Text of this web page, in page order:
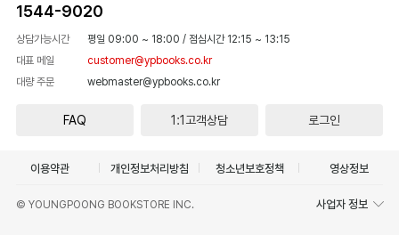
1544-9020
상담가능시간 평일 09:00 ~ 18:00 / 점심시간 12:15 ~ 13:15
대표 메일
customer@ypbooks.co.kr
대량 주문
webmaster@ypbooks.co.kr
FAQ 1:1고객상담 로그인
이용약관 개인정보처리방침 청소년보호정책 영상정보
© YOUNGPOONG BOOKSTORE INC. 사업자 정보